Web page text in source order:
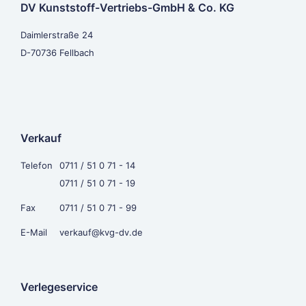
DV Kunststoff-Vertriebs-GmbH & Co. KG
Daimlerstraße 24
D-70736 Fellbach
Verkauf
Telefon
0711 / 51 0 71 - 14
0711 / 51 0 71 - 19
Fax 0711 / 51 0 71 - 99
E-Mail verkauf@kvg-dv.de
Verlegeservice